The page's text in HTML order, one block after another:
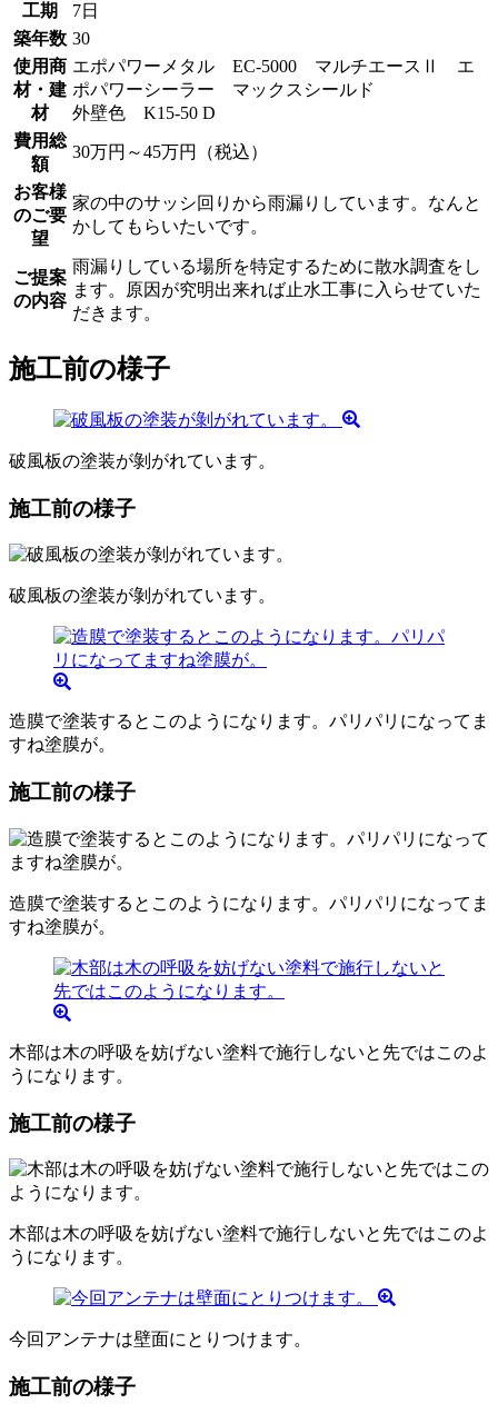
工期
7日
築年数 30
使用商
材・建
材
エポパワーメタル EC-5000 マルチエースⅡ エ
ポパワーシーラー マックスシールド
外壁色 K15-50 D
費用総
額
30万円～45万円（税込）
お客様
のご要
望
家の中のサッシ回りから雨漏りしています。なんと
かしてもらいたいです。
ご提案
の内容
雨漏りしている場所を特定するために散水調査をし
ます。原因が究明出来れば止水工事に入らせていた
だきます。
施工前の様子
破風板の塗装が剝がれています。
施工前の様子
破風板の塗装が剝がれています。
造膜で塗装するとこのようになります。パリパリになってま
すね塗膜が。
施工前の様子
造膜で塗装するとこのようになります。パリパリになってま
すね塗膜が。
木部は木の呼吸を妨げない塗料で施行しないと先ではこのよ
うになります。
施工前の様子
木部は木の呼吸を妨げない塗料で施行しないと先ではこのよ
うになります。
今回アンテナは壁面にとりつけます。
施工前の様子